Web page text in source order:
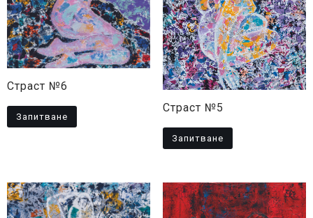
Страст №6
Запитване
Страст №5
Запитване